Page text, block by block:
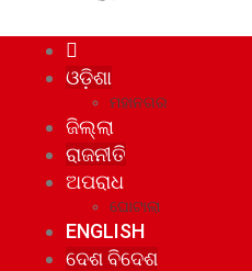
ଓଡ଼ିଶା
ମହାନଗର
ଜିଲ୍ଲା
ରାଜନୀତି
ଅପରାଧ
ଘୋଟାଲା
ENGLISH
ଦେଶ ବିଦେଶ